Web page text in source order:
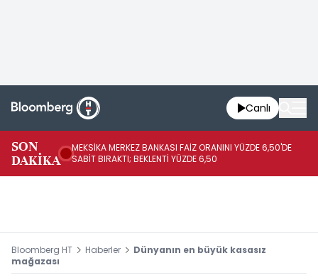
Canlı
SON
DAKİKA
MEKSİKA MERKEZ BANKASI FAİZ ORANINI YÜZDE 6,50'DE
SABİT BIRAKTI; BEKLENTİ YÜZDE 6,50
Bloomberg HT Haberler
Dünyanın en büyük kasasız
mağazası